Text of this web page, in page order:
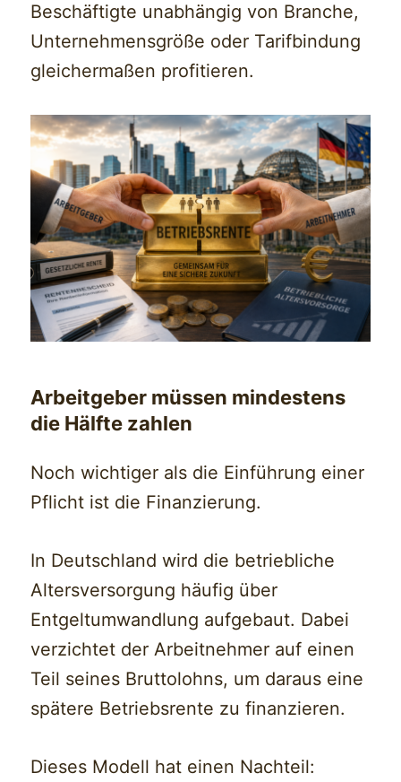
Beschäftigte unabhängig von Branche,
Unternehmensgröße oder Tarifbindung
gleichermaßen profitieren.
Arbeitgeber müssen mindestens
die Hälfte zahlen
Noch wichtiger als die Einführung einer
Pflicht ist die Finanzierung.
In Deutschland wird die betriebliche
Altersversorgung häufig über
Entgeltumwandlung aufgebaut. Dabei
verzichtet der Arbeitnehmer auf einen
Teil seines Bruttolohns, um daraus eine
spätere Betriebsrente zu finanzieren.
Dieses Modell hat einen Nachteil: